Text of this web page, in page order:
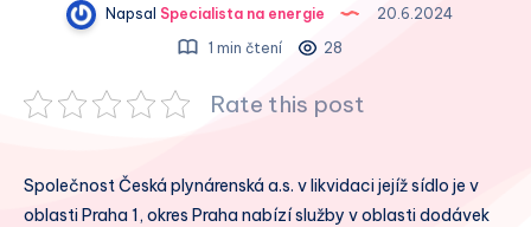
Napsal Specialista na energie
20.6.2024
1 min čtení
28
Rate this post
Společnost Česká plynárenská a.s. v likvidaci jejíž sídlo je v
oblasti Praha 1, okres Praha nabízí služby v oblasti dodávek